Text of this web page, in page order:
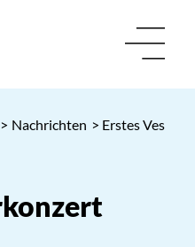
> Nachrichten > Erstes